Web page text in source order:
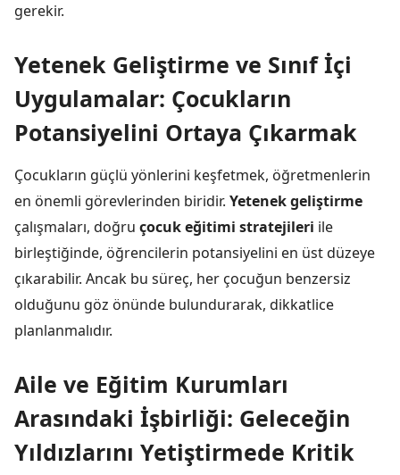
gerekir.
Yetenek Geliştirme ve Sınıf İçi
Uygulamalar: Çocukların
Potansiyelini Ortaya Çıkarmak
Çocukların güçlü yönlerini keşfetmek, öğretmenlerin
en önemli görevlerinden biridir. Yetenek geliştirme
çalışmaları, doğru çocuk eğitimi stratejileri ile
birleştiğinde, öğrencilerin potansiyelini en üst düzeye
çıkarabilir. Ancak bu süreç, her çocuğun benzersiz
olduğunu göz önünde bulundurarak, dikkatlice
planlanmalıdır.
Aile ve Eğitim Kurumları
Arasındaki İşbirliği: Geleceğin
Yıldızlarını Yetiştirmede Kritik